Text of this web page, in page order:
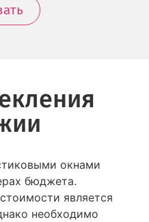
окнами
бюджета.
является
необходимо